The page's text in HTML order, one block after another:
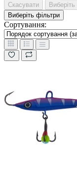
Скасувати
Виберіть фільтри
Сортування: